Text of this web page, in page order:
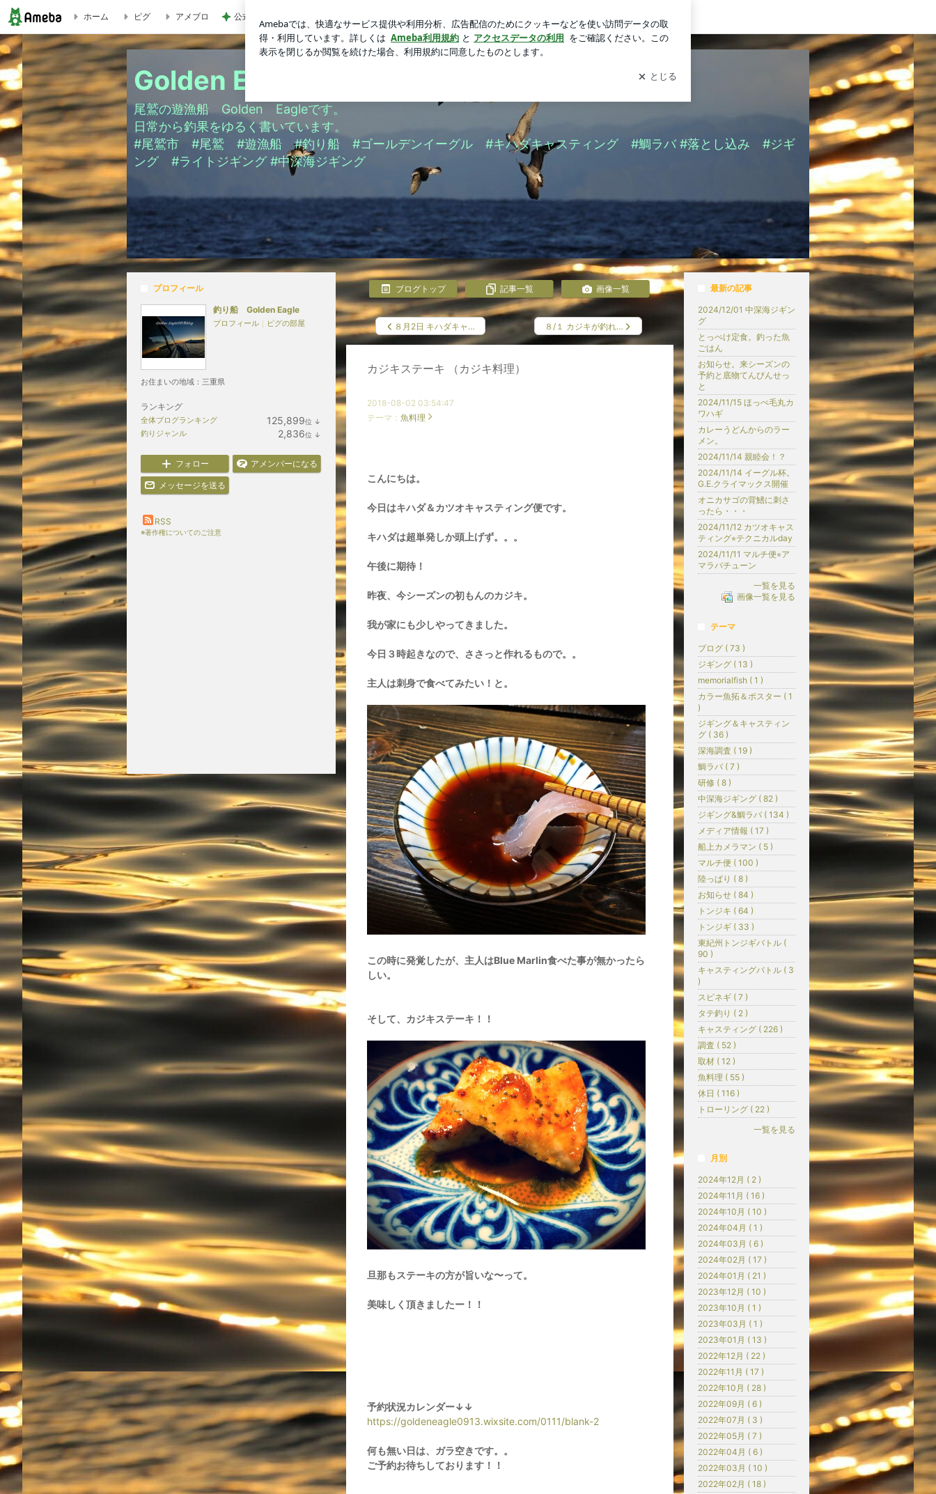
カジキステーキ （カジキ料理） | Golden Eagle
ホーム ピグ アメブロ 公式の約65%offだったコストコ商品 ログイン
Golden Eagle
尾鷲の遊漁船 Golden Eagleです。
日常から釣果をゆるく書いています。
#尾鷲市 #尾鷲 #遊漁船 #釣り船 #ゴールデンイーグル #キハダキャスティング #鯛ラバ #落とし込み #ジギ
ング #ライトジギング #中深海ジギング
ブログトップ 記事一覧 画像一覧
８月2日 キハダキャ… ８/１ カジキが釣れ…
カジキステーキ （カジキ料理）
2018-08-02 03:54:47
テーマ： 魚料理
こんにちは。
今日はキハダ＆カツオキャスティング便です。
キハダは超単発しか頭上げず。。。
午後に期待！
昨夜、今シーズンの初もんのカジキ。
我が家にも少しやってきました。
今日３時起きなので、ささっと作れるもので。。
主人は刺身で食べてみたい！と。
この時に発覚したが、主人はBlue Marlin食べた事が無かったら
しい。
そして、カジキステーキ！！
旦那もステーキの方が旨いな〜って。
美味しく頂きましたー！！
予約状況カレンダー↓↓
https://goldeneagle0913.wixsite.com/0111/blank-2
何も無い日は、ガラ空きです。。
ご予約お待ちしております！！
プロフィール
釣り船 Golden Eagle
プロフィール ｜ ピグの部屋
お住まいの地域： 三重県
ランキング
全体ブログランキング 125,899位 ↓
釣りジャンル 2,836位 ↓
フォロー アメンバーになる
メッセージを送る
RSS
※著作権についてのご注意
最新の記事
2024/12/01 中深海ジギン
グ
とっぺけ定食。釣った魚
ごはん
お知らせ。来シーズンの
予約と底物てんびんせっ
と
2024/11/15 ほっぺ毛丸カ
ワハギ
カレーうどんからのラー
メン。
2024/11/14 親睦会！？
2024/11/14 イーグル杯。
G.E.クライマックス開催
オニカサゴの背鰭に刺さ
ったら・・・
2024/11/12 カツオキャス
ティング⭐︎テクニカルday
2024/11/11 マルチ便⭐︎ア
マラバチューン
一覧を見る
画像一覧を見る
テーマ
ブログ ( 73 )
ジギング ( 13 )
memorialfish ( 1 )
カラー魚拓＆ポスター ( 1
)
ジギング＆キャスティン
グ ( 36 )
深海調査 ( 19 )
鯛ラバ ( 7 )
研修 ( 8 )
中深海ジギング ( 82 )
ジギング&鯛ラバ ( 134 )
メディア情報 ( 17 )
船上カメラマン ( 5 )
マルチ便 ( 100 )
陸っぱり ( 8 )
お知らせ ( 84 )
トンジキ ( 64 )
トンジギ ( 33 )
東紀州トンジギバトル (
90 )
キャスティングバトル ( 3
)
スピネギ ( 7 )
タテ釣り ( 2 )
キャスティング ( 226 )
調査 ( 52 )
取材 ( 12 )
魚料理 ( 55 )
休日 ( 116 )
トローリング ( 22 )
一覧を見る
月別
2024年12月 ( 2 )
2024年11月 ( 16 )
2024年10月 ( 10 )
2024年04月 ( 1 )
2024年03月 ( 6 )
2024年02月 ( 17 )
2024年01月 ( 21 )
2023年12月 ( 10 )
2023年10月 ( 1 )
2023年03月 ( 1 )
2023年01月 ( 13 )
2022年12月 ( 22 )
2022年11月 ( 17 )
2022年10月 ( 28 )
2022年09月 ( 6 )
2022年07月 ( 3 )
2022年05月 ( 7 )
2022年04月 ( 6 )
2022年03月 ( 10 )
2022年02月 ( 18 )